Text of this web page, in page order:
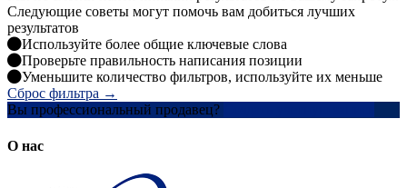
Следующие советы могут помочь вам добиться лучших
результатов
Используйте более общие ключевые слова
Проверьте правильность написания позиции
Уменьшите количество фильтров, используйте их меньше
Сброс фильтра →
Вы профессиональный продавец?
О нас